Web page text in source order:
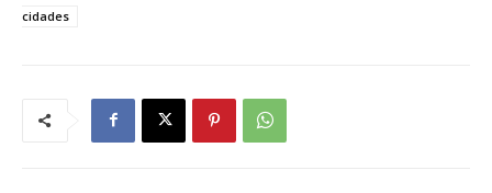
cidades